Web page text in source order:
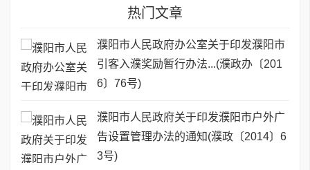
热门文章
濮阳市人民政府办公室关于印发濮阳市
引客入濮奖励暂行办法...(濮政办〔201
6〕76号)
濮阳市人民政府关于印发濮阳市户外广
告设置管理办法的通知(濮政〔2014〕6
3号)